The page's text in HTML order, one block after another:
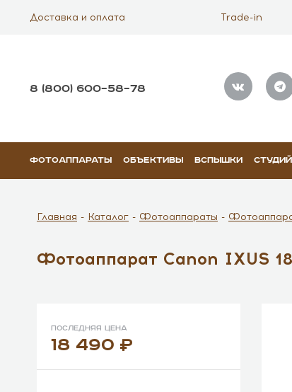
Доставка и оплата Trade-in
8 (800) 600–58–78
ФОТОАППАРАТЫ ОБЪЕКТИВЫ ВСПЫШКИ
Главная Каталог Фотоаппараты
Фотоаппарат Canon IXUS
Последняя цена
18 490